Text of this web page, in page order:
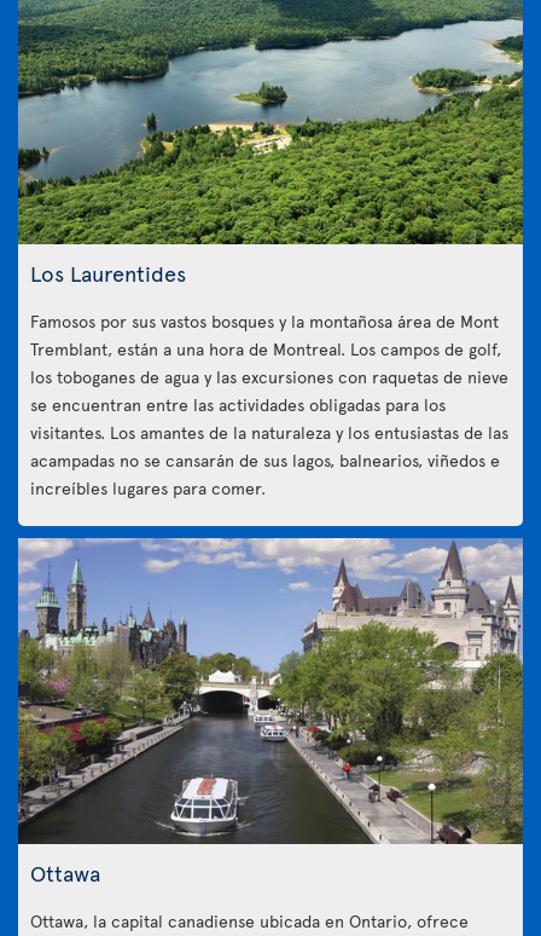
Los Laurentides
Famosos por sus vastos bosques y la montañosa área de Mont
Tremblant, están a una hora de Montreal. Los campos de golf,
los toboganes de agua y las excursiones con raquetas de nieve
se encuentran entre las actividades obligadas para los
visitantes. Los amantes de la naturaleza y los entusiastas de las
acampadas no se cansarán de sus lagos, balnearios, viñedos e
increíbles lugares para comer.
Ottawa
Ottawa, la capital canadiense ubicada en Ontario, ofrece